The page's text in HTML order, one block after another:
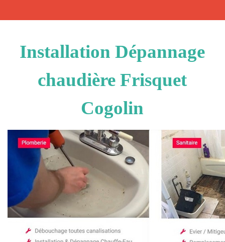
Installation Dépannage
chaudière Frisquet
Cogolin